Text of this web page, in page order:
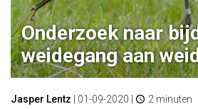
Onderzoek naar
weidegang aan
Jasper Lentz 01-09-2020 2 minuten